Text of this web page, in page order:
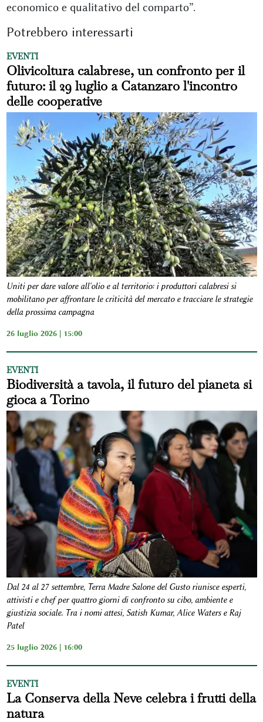
economico e qualitativo del comparto”.
Potrebbero interessarti
EVENTI
Olivicoltura calabrese, un confronto per il
futuro: il 29 luglio a Catanzaro l'incontro
delle cooperative
Uniti per dare valore all'olio e al territorio: i produttori calabresi si
mobilitano per affrontare le criticità del mercato e tracciare le strategie
della prossima campagna
26 luglio 2026 | 15:00
EVENTI
Biodiversità a tavola, il futuro del pianeta si
gioca a Torino
Dal 24 al 27 settembre, Terra Madre Salone del Gusto riunisce esperti,
attivisti e chef per quattro giorni di confronto su cibo, ambiente e
giustizia sociale. Tra i nomi attesi, Satish Kumar, Alice Waters e Raj
Patel
25 luglio 2026 | 16:00
EVENTI
La Conserva della Neve celebra i frutti della
natura